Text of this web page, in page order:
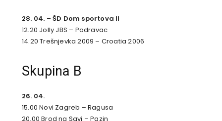
28. 04. – ŠD Dom sportova II
12.20 Jolly JBS – Podravac
14.20 Trešnjevka 2009 – Croatia 2006
Skupina B
26. 04.
15.00 Novi Zagreb – Ragusa
20.00 Brod na Savi – Pazin